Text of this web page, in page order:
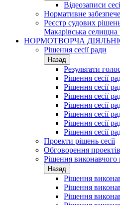
Відеозаписи
Нормативне
Реєстр судових
Макарівська селищна
НОРМОТВОРЧА
Рішення сесії ради
Назад
Результати
Рішення сесії
Рішення сесії
Рішення сесії
Рішення сесії
Рішення сесії
Рішення сесії
Рішення сесії
Проекти рішень сесії
Обговорення проектів
Рішення виконавчого
Назад
Рішення
Рішення
Рішення